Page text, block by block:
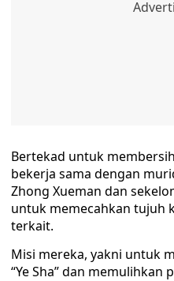
Bertekad untuk
bekerja sama dengan
Zhong Xueman dan
untuk memecahkan tujuh
terkait.
Misi mereka, yakni untuk
“Ye Sha” dan memulihkan